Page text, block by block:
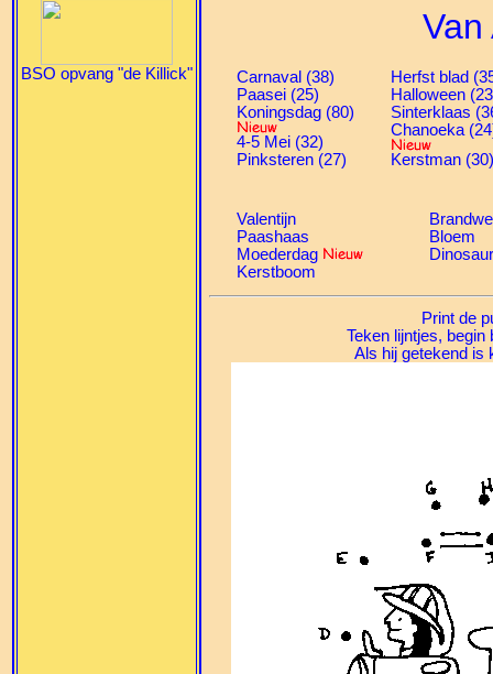
BSO opvang "de Killick"
Van
Carnaval (38)
Paasei (25)
Koningsdag (80)
4-5 Mei (32)
Pinksteren (27)
Herfst blad
Halloween
Sinterklaas
Chanoeka
Kerstman (30)
Valentijn
Paashaas
Moederdag
Kerstboom
Bloem
Print de
Teken lijntjes, begin
Als hij getekend is